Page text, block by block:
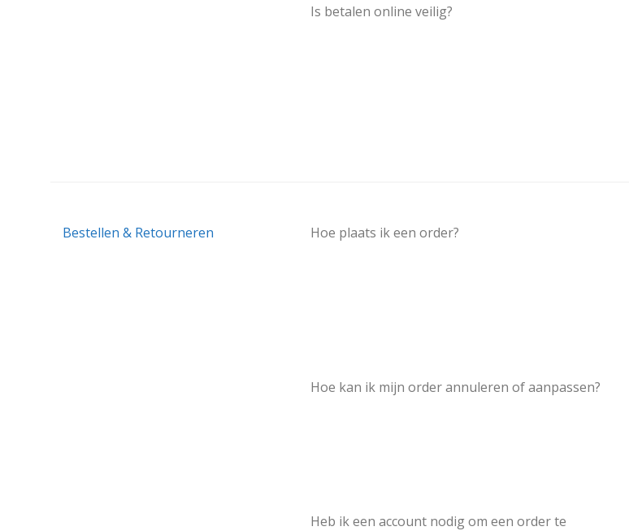
Is betalen online veilig?
Bestellen & Retourneren Hoe plaats ik een order?
Hoe kan ik mijn order annuleren of aanpassen?
Heb ik een account nodig om een order te